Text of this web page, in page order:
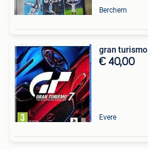
Berchem
gran
€ 40,00
Evere